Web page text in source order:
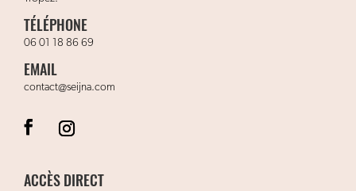
TÉLÉPHONE
06 01 18 86 69
EMAIL
contact@seijna.com
ACCÈS DIRECT